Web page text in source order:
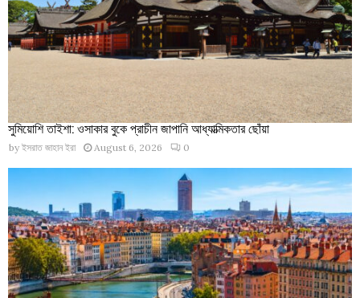
সুমিয়োশি তাইশা: ওসাকার বুকে প্রাচীন জাপানি আধ্যাত্মিকতার ছোঁয়া
by ইসরাত জাহান ইরা August 6, 2026 0